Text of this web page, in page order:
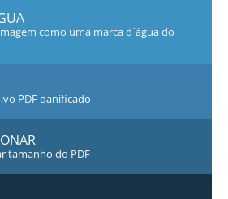
como uma marca d`água do
PDF danificado
tamanho do PDF